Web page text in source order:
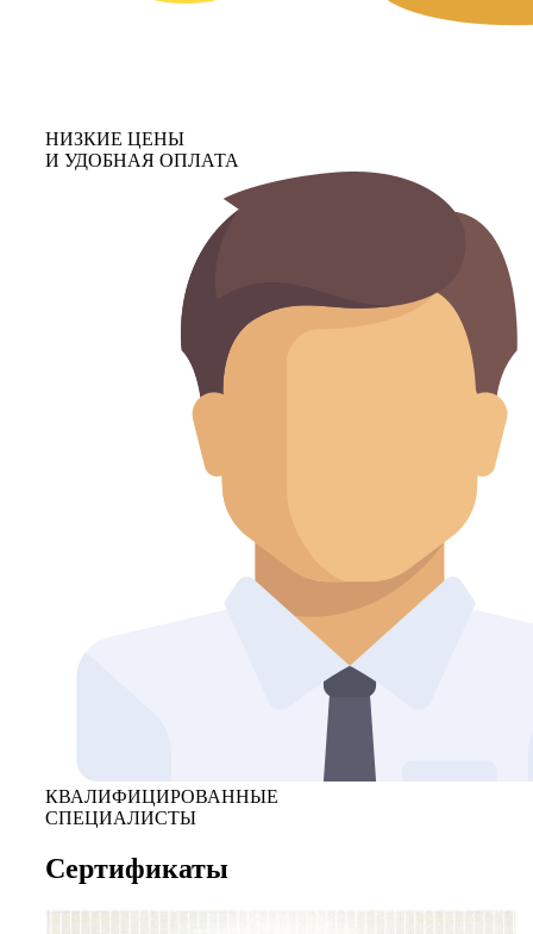
НИЗКИЕ ЦЕНЫ
И УДОБНАЯ ОПЛАТА
КВАЛИФИЦИРОВАННЫЕ
СПЕЦИАЛИСТЫ
Сертификаты